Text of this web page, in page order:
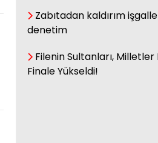
Zabıtadan kaldırım
denetim
Filenin Sultanları, Milletler
Finale Yükseldi!